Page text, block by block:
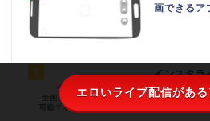
画できるア
3
インスタラ
操作方法！
エロいライブ配信があ